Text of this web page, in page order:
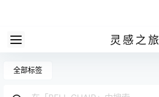
灵感之旅
全部标签